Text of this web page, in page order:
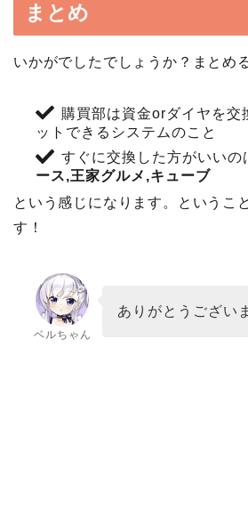
まとめ
いかがでしたでしょうか？まとめ
購買部は資金orダイヤを交
ットできるシステムのこと
すぐに交換した方がいいの
ース,王家グルメ,キューブ
という感じになります。というこ
す！
ベルちゃん
ありがとうござい